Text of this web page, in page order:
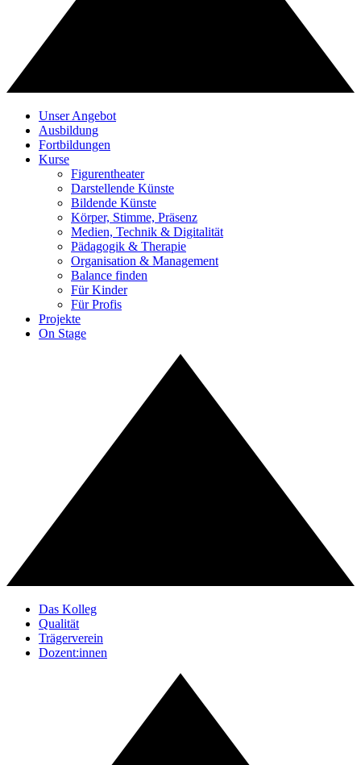
Unser Angebot
Ausbildung
Fortbildungen
Kurse
Figurentheater
Darstellende Künste
Bildende Künste
Körper, Stimme, Präsenz
Medien, Technik & Digitalität
Pädagogik & Therapie
Organisation & Management
Balance finden
Für Kinder
Für Profis
Projekte
On Stage
Das Kolleg
Qualität
Trägerverein
Dozent:innen